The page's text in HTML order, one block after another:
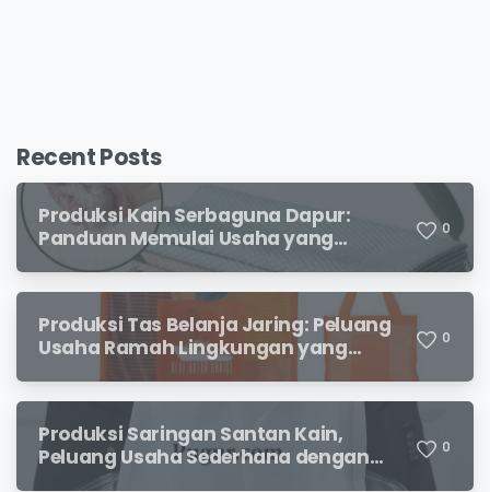
Recent Posts
Produksi Kain Serbaguna Dapur:
Panduan Memulai Usaha yang
Menjanjikan untuk Pebisnis Pemula
0
Produksi Tas Belanja Jaring: Peluang
Usaha Ramah Lingkungan yang
0
Produksi Saringan Santan Kain,
Peluang Usaha Sederhana dengan
Permintaan yang Terus Meningkat
0